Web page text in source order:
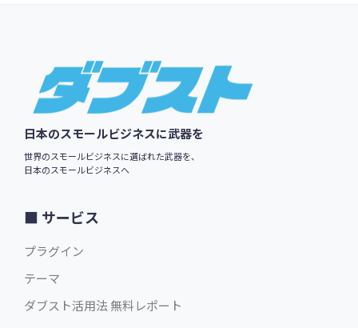
Footer
日本のスモールビジネスに武器を
世界のスモールビジネスに選ばれた武器を、
日本のスモールビジネスへ
サービス
プラグイン
テーマ
ダブスト活用法 無料レポート